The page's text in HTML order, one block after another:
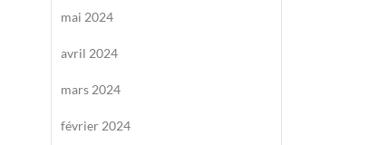
mai 2024
avril 2024
mars 2024
février 2024